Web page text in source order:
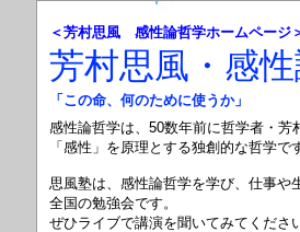
＜芳村思風 感性論哲学ホームページ
芳村思風・感
「この命、何のために使うか」
感性論哲学は、50数年前に哲学者・芳
「感性」を原理とする独創的な哲学で
思風塾は、感性論哲学を学び、仕事や
全国の勉強会です。
ぜひライブで講演を聞いてみてくださ